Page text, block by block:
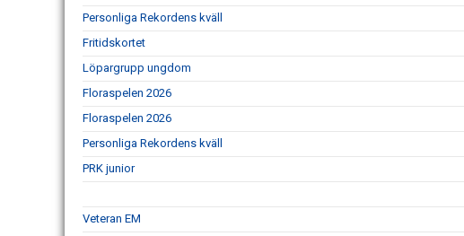
Personliga Rekordens kväll
Fritidskortet
Löpargrupp ungdom
Floraspelen 2026
Floraspelen 2026
Personliga Rekordens kväll
PRK junior
Veteran EM